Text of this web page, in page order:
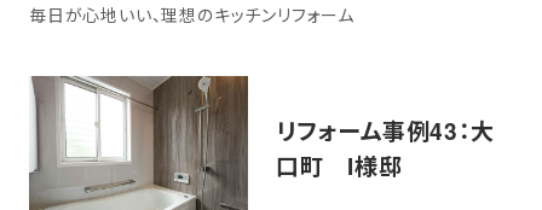
毎日が心地いい、理想のキッチンリフォーム
リフォーム事例43：大
口町 I様邸